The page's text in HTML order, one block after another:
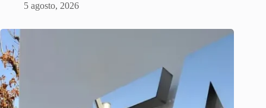
5 agosto, 2026